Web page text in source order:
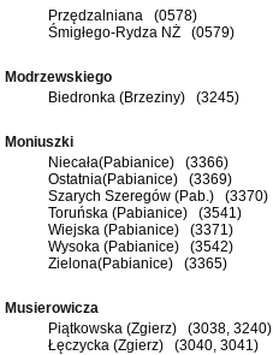
Przędzalniana (0578)
Śmigłego-Rydza NŻ (0579)
Modrzewskiego
Biedronka (Brzeziny) (3245)
Moniuszki
Niecała(Pabianice) (3366)
Ostatnia(Pabianice) (3369)
Szarych Szeregów (Pab.) (3370)
Toruńska (Pabianice) (3541)
Wiejska (Pabianice) (3371)
Wysoka (Pabianice) (3542)
Zielona(Pabianice) (3365)
Musierowicza
Piątkowska (Zgierz) (3038, 3240)
Łęczycka (Zgierz) (3040, 3041)